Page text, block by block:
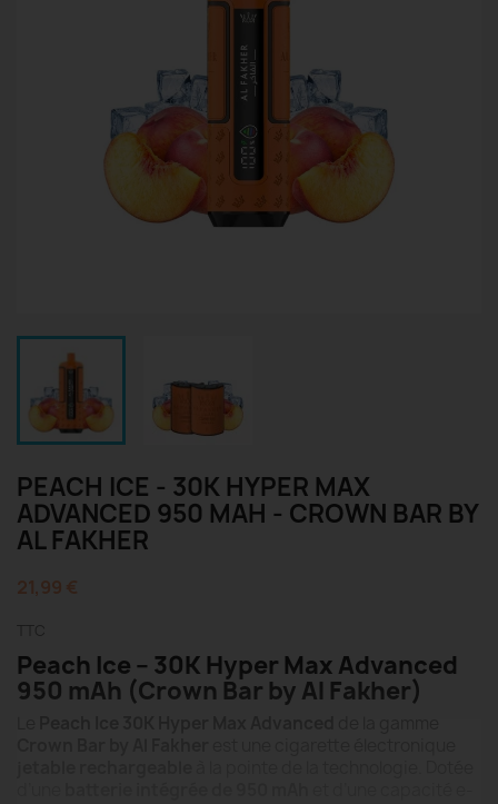
PEACH ICE - 30K HYPER MAX
ADVANCED 950 MAH - CROWN BAR BY
AL FAKHER
21,99 €
TTC
Peach Ice – 30K Hyper Max Advanced
950 mAh (Crown Bar by Al Fakher)